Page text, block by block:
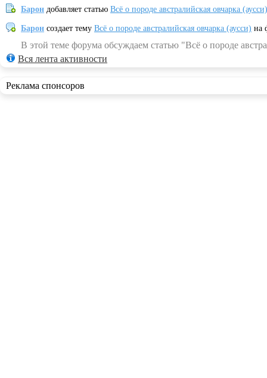
Барон добавляет статью Всё о породе австралийская овчарка (аусси)
Барон создает тему Всё о породе австралийская овчарка (аусси) на
В этой теме форума обсуждаем статью "Всё о породе
Вся лента активности
Реклама спонсоров